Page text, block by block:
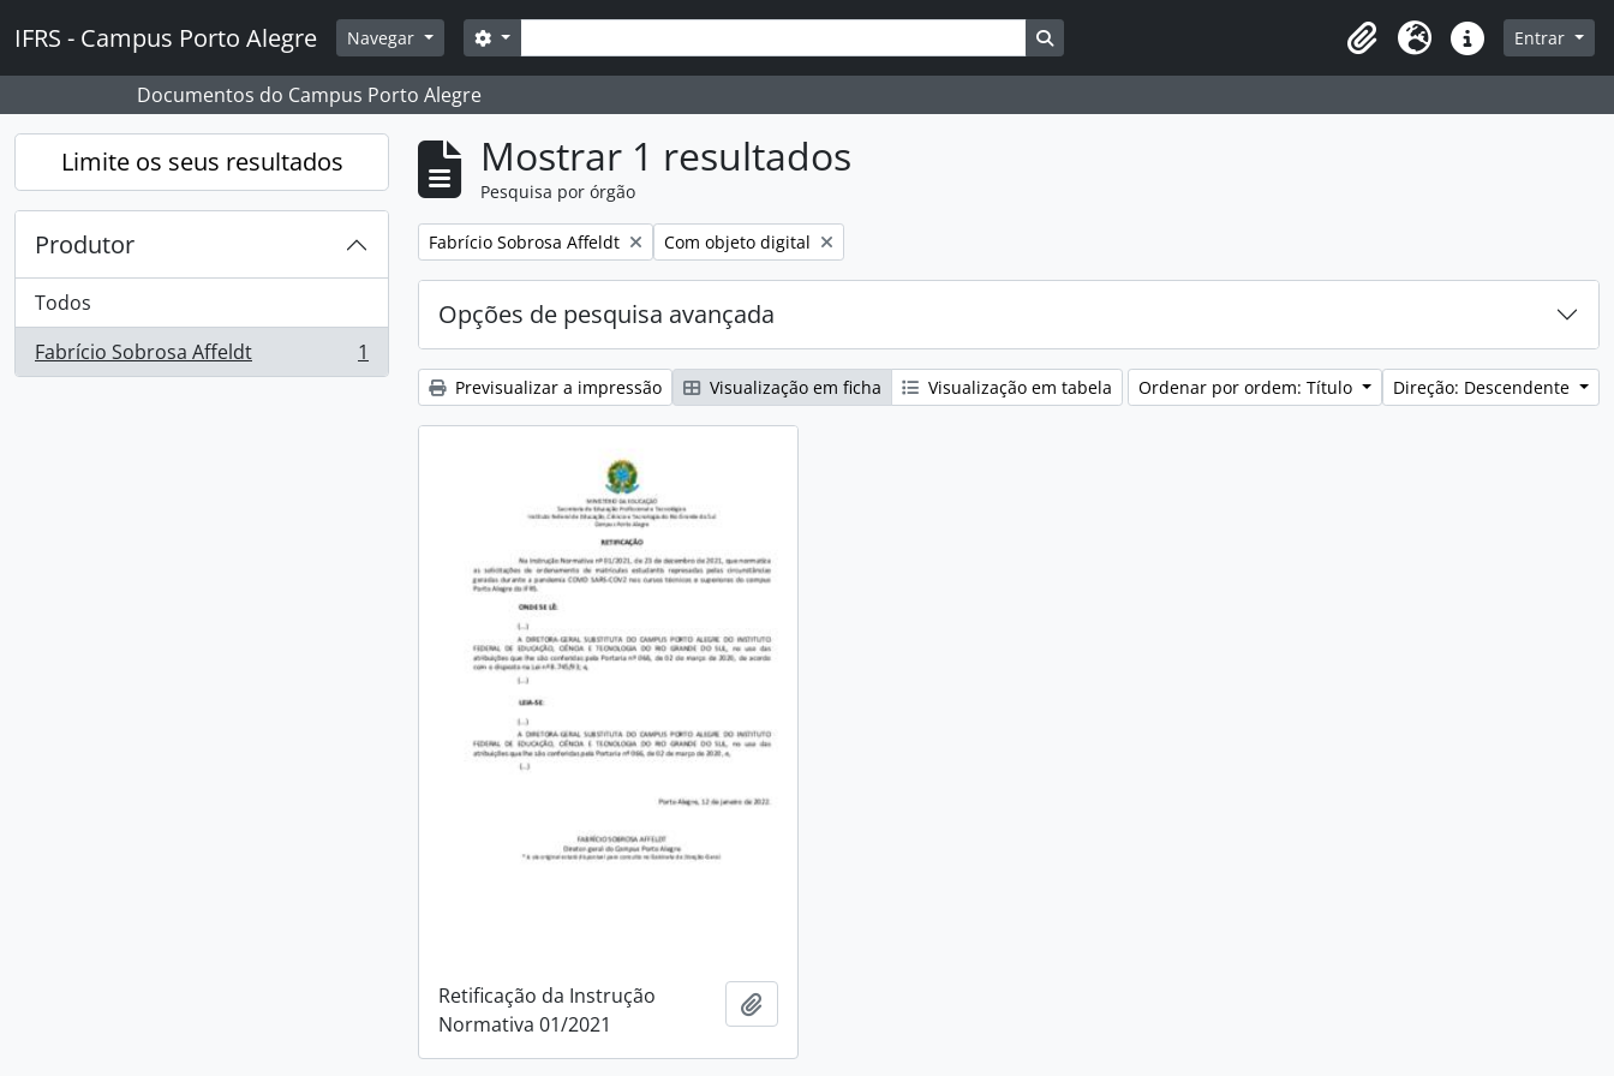
IFRS - Campus Porto Alegre Navegar Pesquisar
Opções de busca Busque na página de navegação
Idioma Ligações rápidas
Entrar
Documentos do Campus Porto Alegre
Limite os seus resultados
Produtor
Todos
Fabrício Sobrosa Affeldt
, 1 resultados 1
Mostrar 1 resultados
Pesquisa por órgão
Remover filtro:
Fabrício Sobrosa Affeldt Remover filtro:
Com objeto digital
Opções de pesquisa avançada
Previsualizar a impressão Visualização em ficha Visualização em tabela Ordenar por ordem: Título Direção: Descendente
Retificação da Instrução
Normativa 01/2021